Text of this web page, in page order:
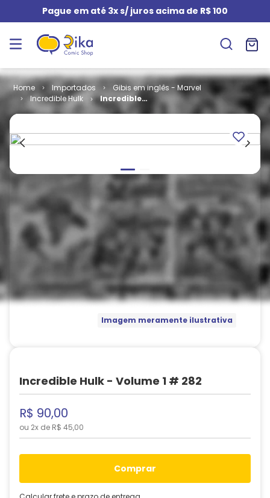
Pague em até 3x s/ juros acima de R$ 100
Importados
Gibis em inglês - Marvel
Incredible Hulk
Incredible
Hulk - Volume
Imagem meramente ilustrativa
Incredible Hulk - Volume 1 # 282
R$ 90,00
ou 2x de R$ 45,00
comprar